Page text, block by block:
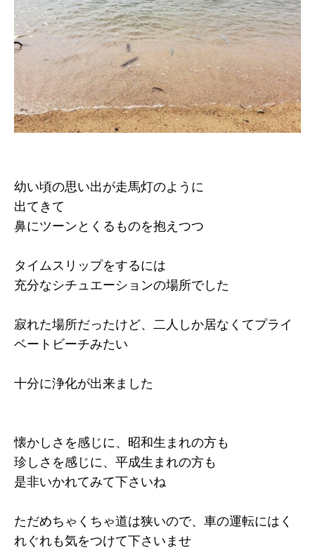
幼い頃の思い出が走馬灯のように
出てきて
鼻にツーンとくるものを抱えつつ
タイムスリップをするには
充分なシチュエーションの場所でした
寂れた場所だったけど、二人しか居なくてプライ
ベートビーチみたい
十分に浄化が出来ました
懐かしさを感じに、昭和生まれの方も
珍しさを感じに、平成生まれの方も
是非いかれてみて下さいね
ただめちゃくちゃ道は狭いので、車の運転にはく
れぐれも気をつけて下さいませ